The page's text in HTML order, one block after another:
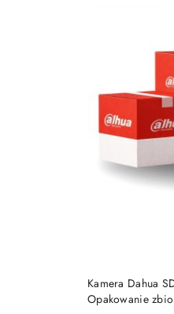
Kamera Dahua
Opakowanie